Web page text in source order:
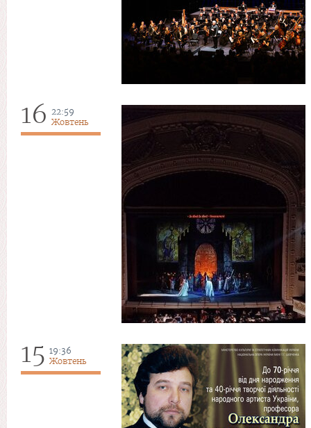
16 22:59
Жовтень
15 19:36
Жовтень